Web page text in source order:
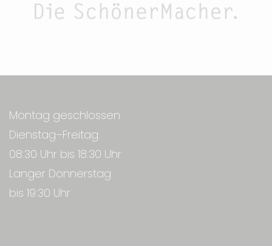
Montag geschlossen
Dienstag–Freitag:
08:30 Uhr bis 18:30 Uhr
Langer Donnerstag:
bis 19:30 Uhr